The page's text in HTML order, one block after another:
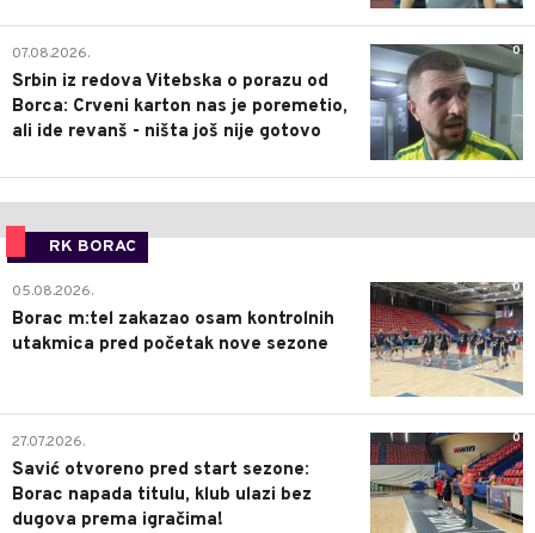
0
07.08.2026.
Srbin iz redova Vitebska o porazu od
Borca: Crveni karton nas je poremetio,
ali ide revanš - ništa još nije gotovo
RK BORAC
0
05.08.2026.
Borac m:tel zakazao osam kontrolnih
utakmica pred početak nove sezone
0
27.07.2026.
Savić otvoreno pred start sezone:
Borac napada titulu, klub ulazi bez
dugova prema igračima!